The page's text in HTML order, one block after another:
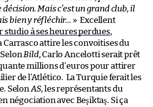
Mais c’est un grand club, il
bien y réfléchir… » Excellent
studio à ses heures perdues,
attire les convoitises du
Bild, Carlo Ancelotti serait prêt
millions d’euros pour attirer
de l’Atlético. La Turquie ferait les
Selon AS, les représentants du
négociation avec Beşiktaş. Si ça